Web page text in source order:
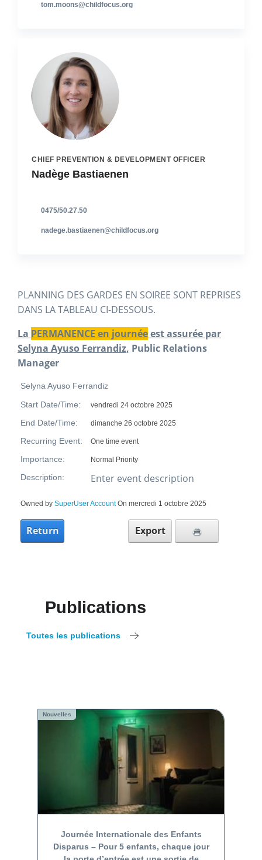
tom.moons@childfocus.org
CHIEF PREVENTION & DEVELOPMENT OFFICER
Nadège Bastiaenen
0475/50.27.50
nadege.bastiaenen@childfocus.org
PLANNING DES GARDES EN SOIREE SONT REPRISES
DANS LA TABLEAU CI-DESSOUS.
La PERMANENCE en journéeest assurée par
Selyna Ayuso Ferrandiz, Public Relations
Manager
Selyna Ayuso Ferrandiz
Start Date/Time: vendredi 24 octobre 2025
End Date/Time: dimanche 26 octobre 2025
Recurring Event: One time event
Importance: Normal Priority
Description: Enter event description
Owned by SuperUser AccountOn mercredi 1 octobre 2025
Return Export
Publications
Toutes les publications
Nouvelles
Journée Internationale des Enfants
Disparus – Pour 5 enfants, chaque jour